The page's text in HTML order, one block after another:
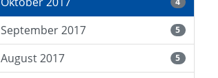
September 2017 5
August 2017 5